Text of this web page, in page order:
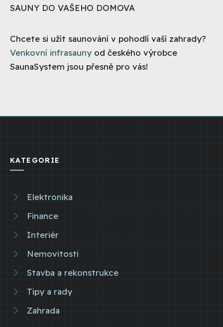
SAUNY DO VAŠEHO DOMOVA
Chcete si užít saunování v pohodlí vaší zahrady?
Venkovní infrasauny od českého výrobce
SaunaSystem jsou přesně pro vás!
KATEGORIE
Elektronika
Finance
Interiér
Nemovitosti
Stavba a rekonstrukce
Tipy a rady
Zahrada